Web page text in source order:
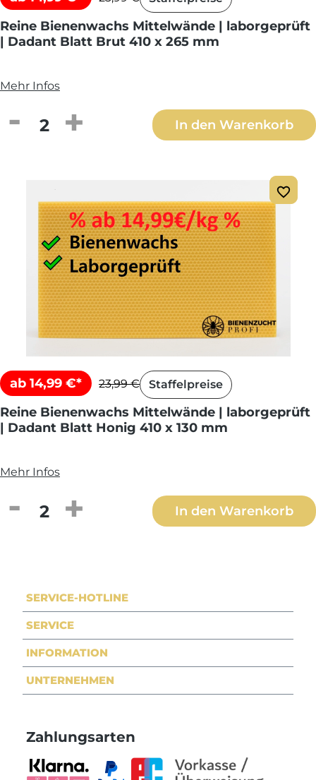
Reine Bienenwachs Mittelwände | laborgeprüft
| Dadant Blatt Brut 410 x 265 mm
Mehr Infos
Produkt Anzahl: Gib den gewünschten
In den Warenkorb
ab 14,99 €* 23,99 € Staffelpreise
Reine Bienenwachs Mittelwände | laborgeprüft
| Dadant Blatt Honig 410 x 130 mm
Mehr Infos
Produkt Anzahl: Gib den gewünschten
In den Warenkorb
SERVICE-HOTLINE
SERVICE
INFORMATION
UNTERNEHMEN
Zahlungsarten